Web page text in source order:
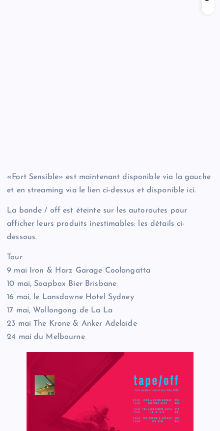
«Fort Sensible» est maintenant disponible via la gauche
et en streaming via le lien ci-dessus et disponible ici.
La bande / off est éteinte sur les autoroutes pour
afficher leurs produits inestimables: les détails ci-
dessous.
Tour
9 mai Iron & Harz Garage Coolangatta
10 mai, Soapbox Bier Brisbane
16 mai, le Lansdowne Hotel Sydney
17 mai, Wollongong de La La
23 mai The Krone & Anker Adelaide
24 mai du Melbourne